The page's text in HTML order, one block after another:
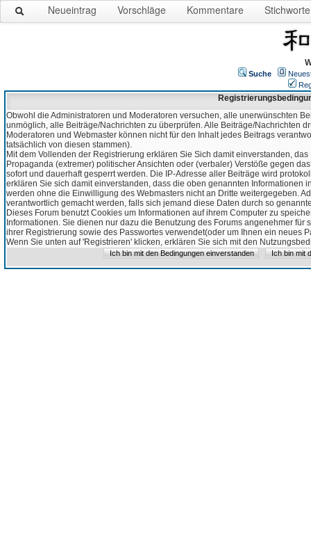
Neueintrag Vorschläge Kommentare Stichworte
Suche
Obwohl die Administratoren und Moderatoren versuchen, alle unerwünschten
unmöglich, alle Beiträge/Nachrichten zu überprüfen. Alle Beiträge/Nachrichten
Moderatoren und Webmaster können nicht für den Inhalt jedes Beitrags
tatsächlich von diesen stammen).
Mit dem Vollenden der Registrierung erklären Sie Sich damit einverstanden,
Propaganda (extremer) politischer Ansichten oder (verbaler) Verstöße gegen
sofort und dauerhaft gesperrt werden. Die IP-Adresse aller Beiträge wird
erklären Sie sich damit einverstanden, dass die oben genannten Informationen
werden ohne die Einwilligung des Webmasters nicht an Dritte weitergegeben.
verantwortlich gemacht werden, falls sich jemand diese Daten durch so
Dieses Forum benutzt Cookies um Informationen auf ihrem Computer zu
Informationen. Sie dienen nur dazu die Benutzung des Forums angenehmer
ihrer Registrierung sowie des Passwortes verwendet(oder um Ihnen ein neues
Wenn Sie unten auf 'Registrieren' klicken, erklären Sie sich mit den